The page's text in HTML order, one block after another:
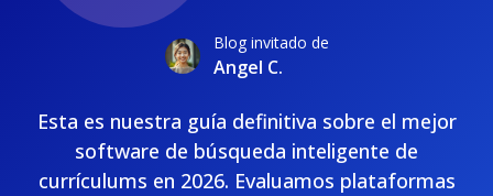
Blog invitado de
Angel C.
Esta es nuestra guía definitiva sobre el mejor
software de búsqueda inteligente de
currículums en 2026. Evaluamos plataformas